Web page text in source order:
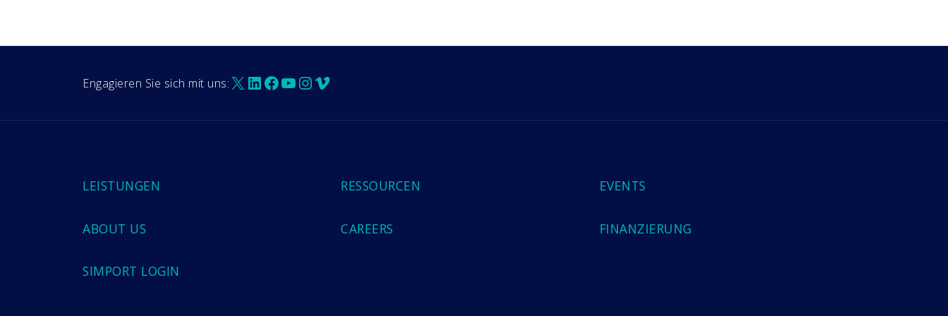
Engagieren Sie sich mit uns:X LinkedIn
Facebook
YouTube
Instagram
Vimeo
LEISTUNGEN RESSOURCEN EVENTS
ABOUT US CAREERS FINANZIERUNG
SIMPORT LOGIN